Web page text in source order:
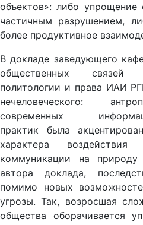
объектов»: либо упрощение
частичным разрушением,
более продуктивное
В докладе заведующего
общественных связей
политологии и права ИАИ
нечеловеческого:
современных
практик была
характера
коммуникации на природу
автора доклада,
помимо новых
угрозы. Так, возросшая
общества оборачивается